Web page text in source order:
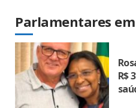
Parlamentares
R$